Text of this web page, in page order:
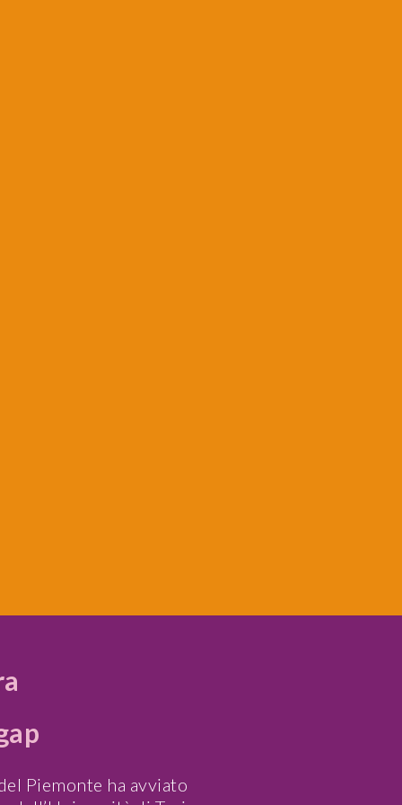
Piemonte ha avviato